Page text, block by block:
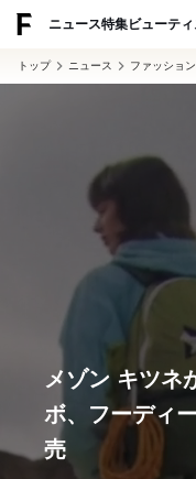
ニュース特集ビューティ
トップ ニュース ファッション
メゾン キツネ
ボ、フーディ
売